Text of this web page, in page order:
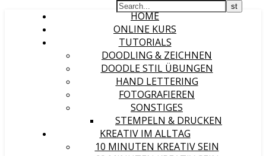
HOME
ONLINE KURS
TUTORIALS
DOODLING & ZEICHNEN
DOODLE STIL ÜBUNGEN
HAND LETTERING
FOTOGRAFIEREN
SONSTIGES
STEMPELN & DRUCKEN
KREATIV IM ALLTAG
10 MINUTEN KREATIV SEIN